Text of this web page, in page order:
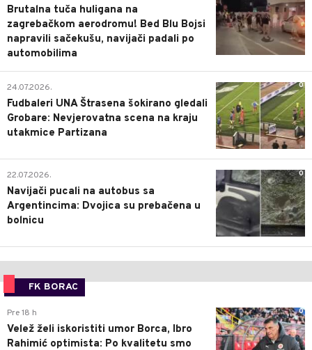
Brutalna tuča huligana na
zagrebačkom aerodromu! Bed Blu Bojsi
napravili sačekušu, navijači padali po
automobilima
0
24.07.2026.
Fudbaleri UNA Štrasena šokirano gledali
Grobare: Nevjerovatna scena na kraju
utakmice Partizana
0
22.07.2026.
Navijači pucali na autobus sa
Argentincima: Dvojica su prebačena u
bolnicu
FK BORAC
0
Pre 18 h
Velež želi iskoristiti umor Borca, Ibro
Rahimić optimista: Po kvalitetu smo